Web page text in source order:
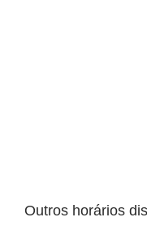
Outros horários